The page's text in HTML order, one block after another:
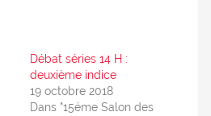
Débat séries 14 H :
deuxième indice
19 octobre 2018
Dans "15éme Salon des